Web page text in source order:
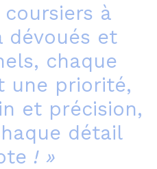
coursiers à
dévoués et
chaque
une priorité,
et précision,
détail
! »